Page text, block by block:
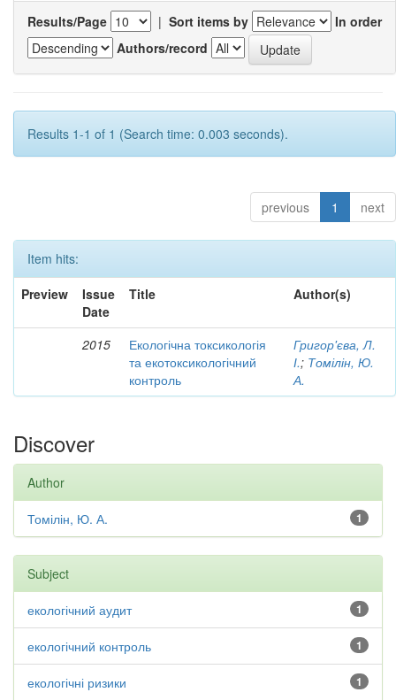
Results/Page | Sort items by
In order
Authors/record
Results 1-1 of 1 (Search time: 0.003 seconds).
previous 1 next
Item hits:
Preview
Issue
Date
Title Author(s)
2015
Екологічна токсикологія
та екотоксикологічний
контроль
Григор'єва, Л.
І.; Томілін, Ю.
А.
Discover
Author
1
Томілін, Ю. А.
Subject
1
екологічний аудит
1
екологічний контроль
1
екологічні ризики